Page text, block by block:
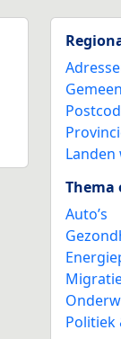
Thema
Auto’s
Politiek